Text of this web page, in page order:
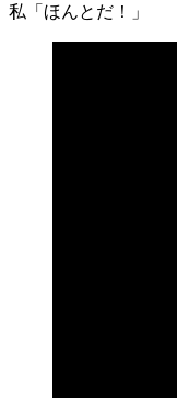
私「ほんとだ！」